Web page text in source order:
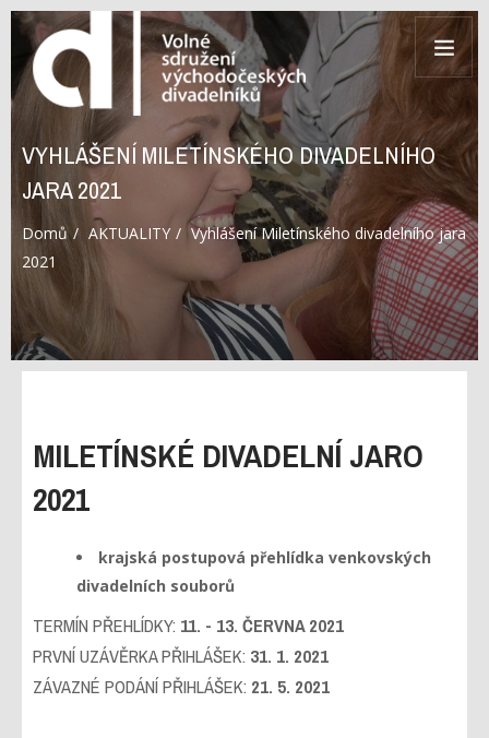
VYHLÁŠENÍ MILETÍNSKÉHO DIVADELNÍHO
JARA 2021
Domů AKTUALITY
Vyhlášení Miletínského divadelního jara
2021
MILETÍNSKÉ DIVADELNÍ JARO
2021
krajská postupová přehlídka venkovských
divadelních souborů
TERMÍN PŘEHLÍDKY:11. - 13. ČERVNA 2021
PRVNÍ UZÁVĚRKA PŘIHLÁŠEK:31. 1. 2021
ZÁVAZNÉ PODÁNÍ PŘIHLÁŠEK:21. 5. 2021